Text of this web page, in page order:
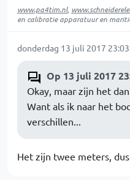
www.pa4tim.nl,
en calibratie apparatuur en
donderdag 13 juli 2017
Op 13 juli 2017
Okay, maar zijn het
Want als ik naar het
verschillen...
Het zijn twee meters,